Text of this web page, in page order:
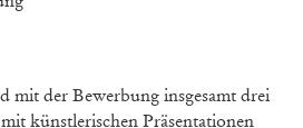
mit der Bewerbung insgesamt drei
künstlerischen Präsentationen